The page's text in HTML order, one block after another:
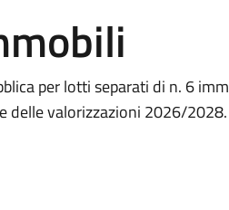
per lotti separati di n. 6
delle valorizzazioni 2026/2028.